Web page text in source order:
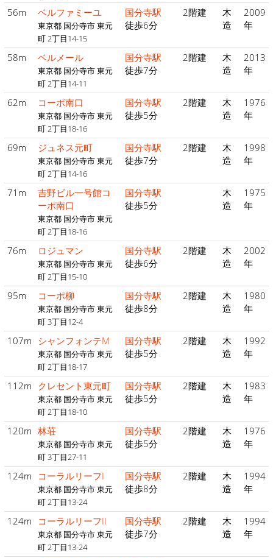
56m ベルファミーユ
東京都 国分寺市 東元
町 2丁目14-15
国分寺駅
徒歩6分
2階建
木
造
2009
年
58m ベルメール
東京都 国分寺市 東元
町 2丁目14-11
国分寺駅
徒歩7分
2階建
木
造
2013
年
62m コーポ南口
東京都 国分寺市 東元
町 2丁目18-16
国分寺駅
徒歩5分
2階建
木
造
1976
年
69m ジュネス元町
東京都 国分寺市 東元
町 2丁目14-16
国分寺駅
徒歩7分
2階建
木
造
1998
年
71m
吉野ビル一号館コ
ーポ南口
東京都 国分寺市 東元
町 2丁目18-16
国分寺駅
徒歩5分
木
造
1975
年
76m ロジュマン
東京都 国分寺市 東元
町 2丁目15-10
国分寺駅
徒歩6分
2階建
木
造
2002
年
95m コーポ柳
東京都 国分寺市 東元
町 3丁目12-4
国分寺駅
徒歩8分
2階建
木
造
1980
年
107m シャンフォンテM
東京都 国分寺市 東元
町 2丁目18-17
国分寺駅
徒歩5分
2階建
木
造
1992
年
112m クレセント東元町
東京都 国分寺市 東元
町 2丁目18-10
国分寺駅
徒歩5分
2階建
木
造
1983
年
120m 林荘
東京都 国分寺市 東元
町 3丁目27-11
国分寺駅
徒歩5分
2階建
木
造
1976
年
124m コーラルリーフI
東京都 国分寺市 東元
町 2丁目13-24
国分寺駅
徒歩8分
2階建
木
造
1994
年
124m コーラルリーフII
東京都 国分寺市 東元
町 2丁目13-24
国分寺駅
徒歩7分
2階建
木
造
1994
年